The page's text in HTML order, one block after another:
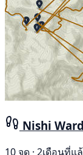
Nishi
10 จุด · 2เดือนที่แ